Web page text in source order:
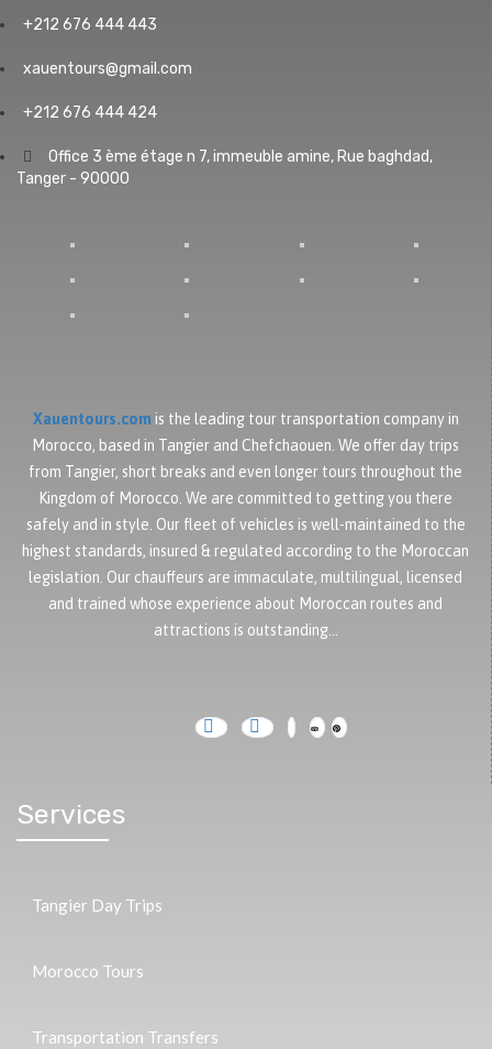
+212 676 444 443
xauentours@gmail.com
+212 676 444 424
Office 3 ème étage n 7, immeuble amine, Rue baghdad,
Tanger - 90000
Xauentours.com is the leading tour transportation company in
Morocco, based in Tangier and Chefchaouen. We offer day trips
from Tangier, short breaks and even longer tours throughout the
Kingdom of Morocco. We are committed to getting you there
safely and in style. Our fleet of vehicles is well-maintained to the
highest standards, insured & regulated according to the Moroccan
legislation. Our chauffeurs are immaculate, multilingual, licensed
and trained whose experience about Moroccan routes and
attractions is outstanding…
Services
Tangier Day Trips
Morocco Tours
Transportation Transfers